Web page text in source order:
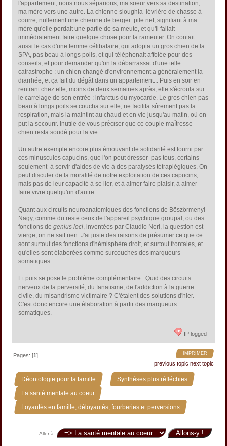
l'appartement, nous nous séparions, ma soeur vers sa destination,
ma mère vers une autre. La chienne sloughia  lévrière de chasse à
courre, nullement une chienne de berger  pile net, signifiant à ma
mère qu'elle perdait une partie de sa meute, et qu'il fallait
immédiatement faire quelque chose pour la rameuter. On contait
aussi le cas d'une femme célibataire, qui adopta un gros chien de la
SPA, pas beau à longs poils, et qui téléphonait affolée pour des
conseils, et pour demander qu'on la débarrassat d'une telle
catrastrophe : un chien changé d'environnement a généralement la
diarrhée, et ça fait du dégât dans un appartement... Puis en soir en
rentrant chez elle, moins de deux semaines après, elle s'écroula sur
le carrelage de son entrée : infarctus du myocarde. Le gros chien pas
beau à longs poils se coucha sur elle, ne facilita sûrement pas la
respiration, mais la maintint au chaud et en vie jusqu'au matin, où on
put la secourir. Inutile de vous préciser que ce couple maîtresse-
chien resta soudé pour la vie.
Un autre exemple encore plus émouvant de solidarité est fourni par
ces minuscules capucins, que l'on peut dresser  pas tous, certains
seulement  à servir d'aides de vie à des paralysés tétraplégiques. On
peut discuter de la moralité de notre exploitation de ces capucins,
mais pas de leur capacité à se lier, et à aimer faire plaisir, à aimer
faire vivre quelqu'un d'autre.
Quant aux circuits neuroanatomiques des fonctions de Böszörmenyi-
Nagy, comme du reste ceux de l'appareil psychique groupal, ou des
fonctions degenius loci, inventées par Claudio Neri, la question est
vierge, on ne sait rien. J'ai juste des raisons de présumer ce que ce
sont surtout des fonctions d'hémisphère droit, et surtout frontales, et
qu'elles sont élaborées comme surcouches des marqueurs
somatiques.
Et puis se pose le problème complémentaire : Quid des circuits
nerveux de la perversité, du fanatisme, de l'addiction à la guerre
civile, du misandrisme victimaire ? C'étaient des solutions d'hier.
C'est donc encore une élaboration à partir des marqueurs
somatiques.
IP logged
IMPRIMER
Pages: [1]
previous topic next topic
Déontologie pour la famille » Synthèses plus réfléchies »
La santé mentale au coeur »
Loyautés en famille, déloyautés, fourberies et perversions
Aller à: